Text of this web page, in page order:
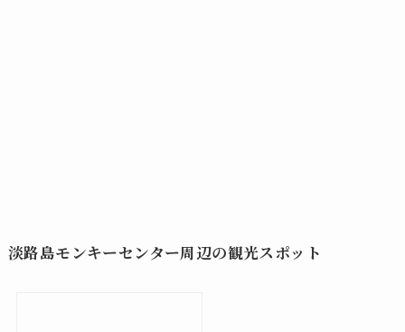
淡路島モンキーセンター周辺の観光スポット